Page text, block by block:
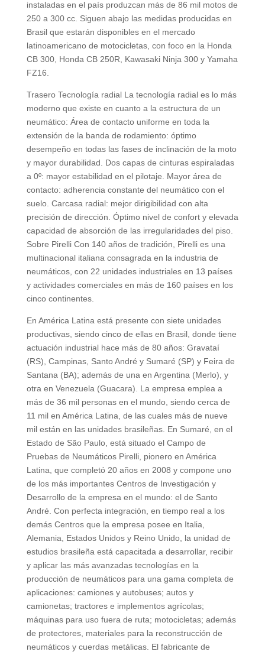
instaladas en el país produzcan más de 86 mil motos de
250 a 300 cc. Siguen abajo las medidas producidas en
Brasil que estarán disponibles en el mercado
latinoamericano de motocicletas, con foco en la Honda
CB 300, Honda CB 250R, Kawasaki Ninja 300 y Yamaha
FZ16.
Trasero Tecnología radial La tecnología radial es lo más
moderno que existe en cuanto a la estructura de un
neumático: Área de contacto uniforme en toda la
extensión de la banda de rodamiento: óptimo
desempeño en todas las fases de inclinación de la moto
y mayor durabilidad. Dos capas de cinturas espiraladas
a 0º: mayor estabilidad en el pilotaje. Mayor área de
contacto: adherencia constante del neumático con el
suelo. Carcasa radial: mejor dirigibilidad con alta
precisión de dirección. Óptimo nivel de confort y elevada
capacidad de absorción de las irregularidades del piso.
Sobre Pirelli Con 140 años de tradición, Pirelli es una
multinacional italiana consagrada en la industria de
neumáticos, con 22 unidades industriales en 13 países
y actividades comerciales en más de 160 países en los
cinco continentes.
En América Latina está presente con siete unidades
productivas, siendo cinco de ellas en Brasil, donde tiene
actuación industrial hace más de 80 años: Gravataí
(RS), Campinas, Santo André y Sumaré (SP) y Feira de
Santana (BA); además de una en Argentina (Merlo), y
otra en Venezuela (Guacara). La empresa emplea a
más de 36 mil personas en el mundo, siendo cerca de
11 mil en América Latina, de las cuales más de nueve
mil están en las unidades brasileñas. En Sumaré, en el
Estado de São Paulo, está situado el Campo de
Pruebas de Neumáticos Pirelli, pionero en América
Latina, que completó 20 años en 2008 y compone uno
de los más importantes Centros de Investigación y
Desarrollo de la empresa en el mundo: el de Santo
André. Con perfecta integración, en tiempo real a los
demás Centros que la empresa posee en Italia,
Alemania, Estados Unidos y Reino Unido, la unidad de
estudios brasileña está capacitada a desarrollar, recibir
y aplicar las más avanzadas tecnologías en la
producción de neumáticos para una gama completa de
aplicaciones: camiones y autobuses; autos y
camionetas; tractores e implementos agrícolas;
máquinas para uso fuera de ruta; motocicletas; además
de protectores, materiales para la reconstrucción de
neumáticos y cuerdas metálicas. El fabricante de